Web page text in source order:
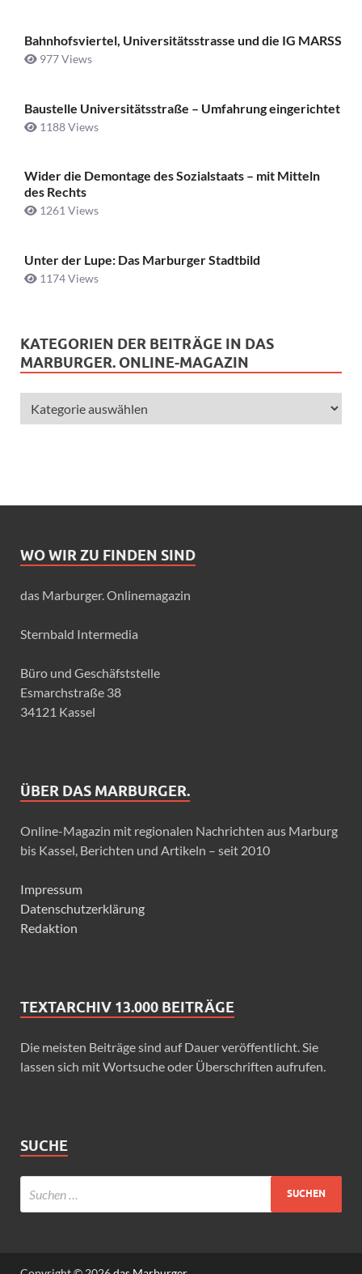
Bahnhofsviertel, Universitätsstrasse und die IG MARSS
977 Views
Baustelle Universitätsstraße ­– Umfahrung eingerichtet
1188 Views
Wider die Demontage des Sozialstaats – mit Mitteln
des Rechts
1261 Views
Unter der Lupe: Das Marburger Stadtbild
1174 Views
KATEGORIEN DER BEITRÄGE IN DAS
MARBURGER. ONLINE-MAGAZIN
WO WIR ZU FINDEN SIND
das Marburger. Onlinemagazin
Sternbald Intermedia
Büro und Geschäfststelle
Esmarchstraße 38
34121 Kassel
ÜBER DAS MARBURGER.
Online-Magazin mit regionalen Nachrichten aus Marburg
bis Kassel, Berichten und Artikeln – seit 2010
Impressum
Datenschutzerklärung
Redaktion
TEXTARCHIV 13.000 BEITRÄGE
Die meisten Beiträge sind auf Dauer veröffentlicht. Sie
lassen sich mit Wortsuche oder Überschriften aufrufen.
SUCHE